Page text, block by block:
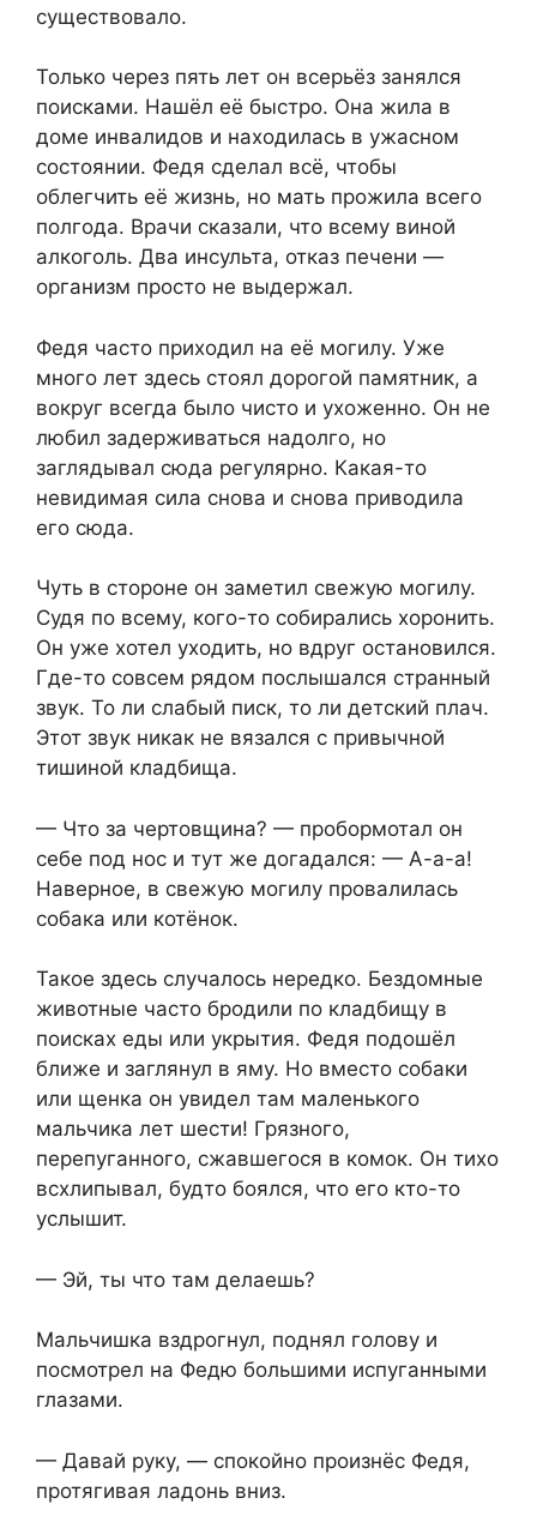
существовало.
Только через пять лет он всерьёз занялся
поисками. Нашёл её быстро. Она жила в
доме инвалидов и находилась в ужасном
состоянии. Федя сделал всё, чтобы
облегчить её жизнь, но мать прожила всего
полгода. Врачи сказали, что всему виной
алкоголь. Два инсульта, отказ печени —
организм просто не выдержал.
Федя часто приходил на её могилу. Уже
много лет здесь стоял дорогой памятник, а
вокруг всегда было чисто и ухоженно. Он не
любил задерживаться надолго, но
заглядывал сюда регулярно. Какая-то
невидимая сила снова и снова приводила
его сюда.
Чуть в стороне он заметил свежую могилу.
Судя по всему, кого-то собирались хоронить.
Он уже хотел уходить, но вдруг остановился.
Где-то совсем рядом послышался странный
звук. То ли слабый писк, то ли детский плач.
Этот звук никак не вязался с привычной
тишиной кладбища.
— Что за чертовщина? — пробормотал он
себе под нос и тут же догадался: — А-а-а!
Наверное, в свежую могилу провалилась
собака или котёнок.
Такое здесь случалось нередко. Бездомные
животные часто бродили по кладбищу в
поисках еды или укрытия. Федя подошёл
ближе и заглянул в яму. Но вместо собаки
или щенка он увидел там маленького
мальчика лет шести! Грязного,
перепуганного, сжавшегося в комок. Он тихо
всхлипывал, будто боялся, что его кто-то
услышит.
— Эй, ты что там делаешь?
Мальчишка вздрогнул, поднял голову и
посмотрел на Федю большими испуганными
глазами.
— Давай руку, — спокойно произнёс Федя,
протягивая ладонь вниз.